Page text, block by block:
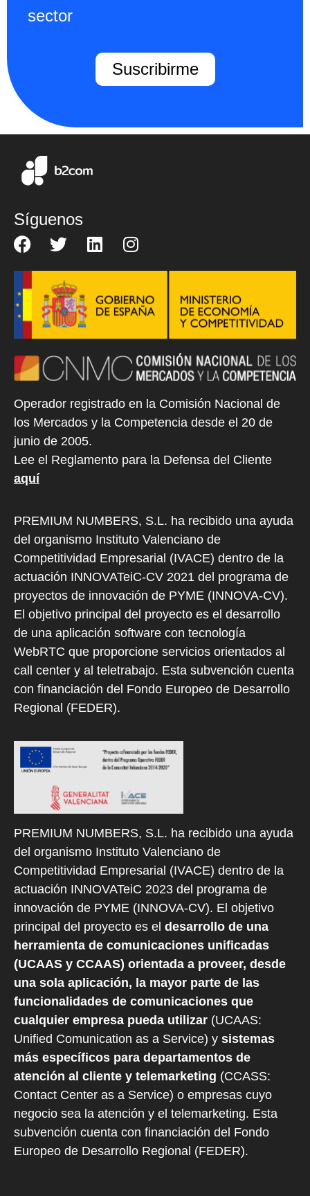
sector
Suscribirme
Síguenos
Operador registrado en la Comisión Nacional de
los Mercados y la Competencia desde el 20 de
junio de 2005.
Lee el Reglamento para la Defensa del Cliente
aquí
PREMIUM NUMBERS, S.L. ha recibido una ayuda
del organismo Instituto Valenciano de
Competitividad Empresarial (IVACE) dentro de la
actuación INNOVATeiC-CV 2021 del programa de
proyectos de innovación de PYME (INNOVA-CV).
El objetivo principal del proyecto es el desarrollo
de una aplicación software con tecnología
WebRTC que proporcione servicios orientados al
call center y al teletrabajo. Esta subvención cuenta
con financiación del Fondo Europeo de Desarrollo
Regional (FEDER).
PREMIUM NUMBERS, S.L. ha recibido una ayuda
del organismo Instituto Valenciano de
Competitividad Empresarial (IVACE) dentro de la
actuación INNOVATeiC 2023 del programa de
innovación de PYME (INNOVA-CV). El objetivo
principal del proyecto es el desarrollo de una
herramienta de comunicaciones unificadas
(UCAAS y CCAAS) orientada a proveer, desde
una sola aplicación, la mayor parte de las
funcionalidades de comunicaciones que
cualquier empresa pueda utilizar (UCAAS:
Unified Comunication as a Service) y sistemas
más específicos para departamentos de
atención al cliente y telemarketing (CCASS:
Contact Center as a Service) o empresas cuyo
negocio sea la atención y el telemarketing. Esta
subvención cuenta con financiación del Fondo
Europeo de Desarrollo Regional (FEDER).